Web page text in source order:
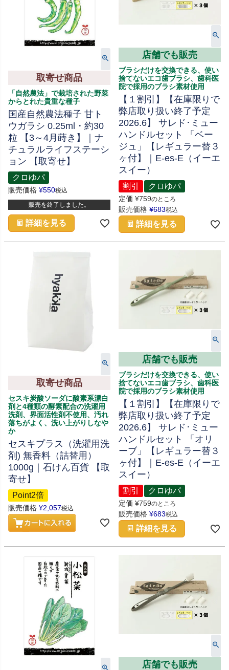
取寄せ商品
「自然農法」で栽培された野菜
からとれた貴重な種子
国産自然農法種子 甘ト
ウガラシ 0.25ml・約30
粒 【3～4月蒔き】｜ナ
チュラルライフステーシ
ョン 【取寄せ】
クロゆパ
販売価格 ¥550税込
販売を終了しました。
詳細を見る
店舗でも販売
ブラシだけを交換できる、使い
捨てないエコ歯ブラシ、歯科医
院で採用のブラシ素材使用
【１割引】【在庫限りで
弊店取り扱い終了予定
2026.6】 サレド･ミュー
ハンドルセット 「ベー
ジュ」【レギュラー替３
ヶ付】｜E-es-E（イーエ
スイー）
割引 クロゆパ
定価 ¥759のところ
販売価格 ¥683税込
詳細を見る
取寄せ商品
セスキ炭酸ソーダに酸素系漂白
剤と4種類の酵素配合の洗濯用
洗剤、界面活性剤不使用、汚れ
落ちがよく、洗い上がりしなや
か
セスキプラス（洗濯用洗
剤) 無香料（詰替用）
1000g｜石けん百貨 【取
寄せ】
Point2倍
販売価格 ¥2,057税込
店舗でも販売
ブラシだけを交換できる、使い
捨てないエコ歯ブラシ、歯科医
院で採用のブラシ素材使用
【１割引】【在庫限りで
弊店取り扱い終了予定
2026.6】 サレド･ミュー
ハンドルセット 「オリ
ーブ」【レギュラー替３
ヶ付】｜E-es-E（イーエ
スイー）
割引 クロゆパ
定価 ¥759のところ
販売価格 ¥683税込
詳細を見る
店舗でも販売